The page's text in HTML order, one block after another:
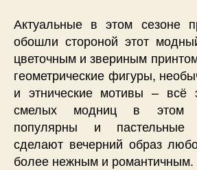
Актуальные в этом сезоне
обошли стороной этот
цветочным и звериным
геометрические фигуры,
и этнические мотивы – всё
смелых модниц в этом
популярны и пастельные
сделают вечерний образ
более нежным и романтичным.